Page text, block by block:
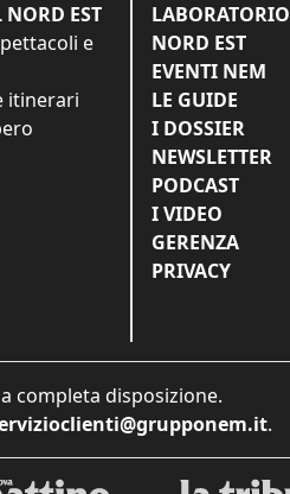
NORD EST
e
itinerari
LABORATORIO
NORD EST
EVENTI NEM
LE GUIDE
I DOSSIER
NEWSLETTER
PODCAST
I VIDEO
GERENZA
PRIVACY
completa disposizione.
.